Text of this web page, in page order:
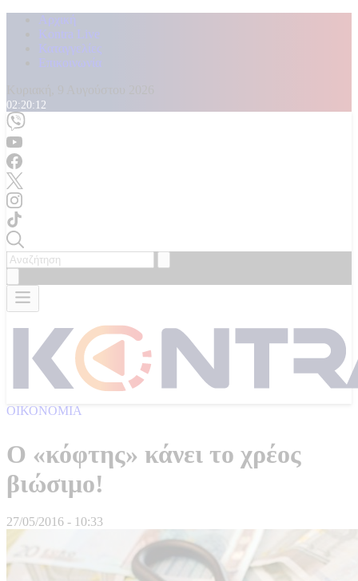
Αρχική
Kontra Live
Καταγγελίες
Επικοινωνία
02:20:13
ΟΙΚΟΝΟΜΙΑ
Ο «κόφτης» κάνει το χρέος
βιώσιμο!
27/05/2016 - 10:33